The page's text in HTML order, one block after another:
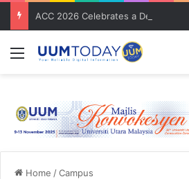
Menu
Home /Campus